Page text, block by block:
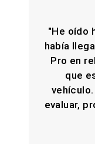
"He oído
había
Pro en
que
evaluar,